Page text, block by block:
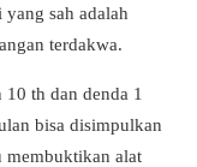
sah adalah
terdakwa.
th dan denda 1
bisa disimpulkan
membuktikan alat